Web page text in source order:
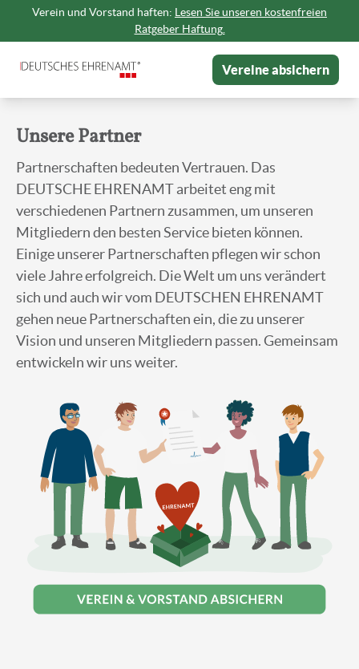
Verein und Vorstand haften: Lesen Sie unseren kostenfreien
Ratgeber Haftung.
Vereine absichern
Unsere Partner
Partnerschaften bedeuten Vertrauen. Das
DEUTSCHE EHRENAMT arbeitet eng mit
verschiedenen Partnern zusammen, um unseren
Mitgliedern den besten Service bieten können.
Einige unserer Partnerschaften pflegen wir schon
viele Jahre erfolgreich. Die Welt um uns verändert
sich und auch wir vom DEUTSCHEN EHRENAMT
gehen neue Partnerschaften ein, die zu unserer
Vision und unseren Mitgliedern passen. Gemeinsam
entwickeln wir uns weiter.